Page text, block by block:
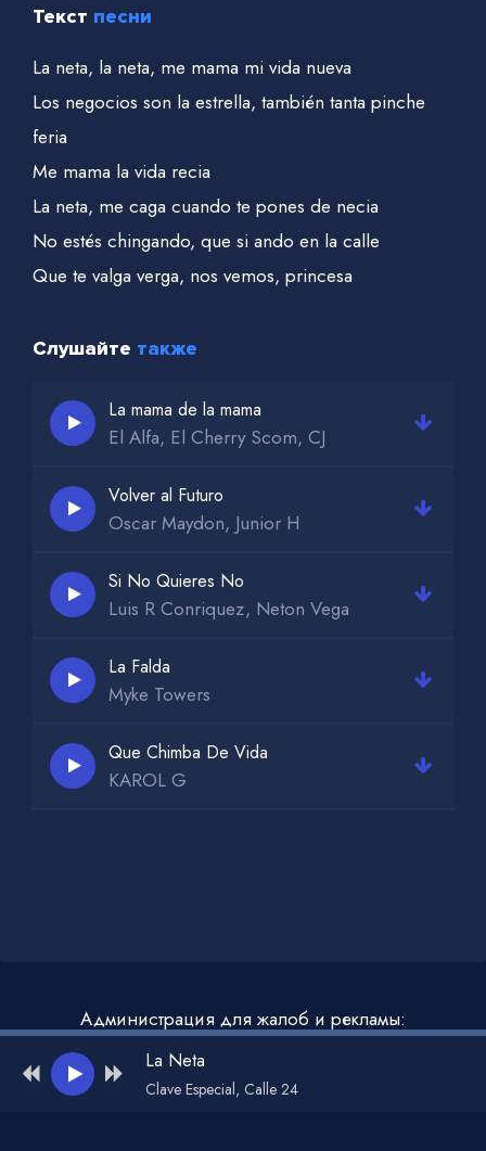
Текст песни
La neta, la neta, me mama mi vida nueva
Los negocios son la estrella, también tanta pinche
feria
Me mama la vida recia
La neta, me caga cuando te pones de necia
No estés chingando, que si ando en la calle
Que te valga verga, nos vemos, princesa
Слушайте также
La mama de la mama
El Alfa, El Cherry Scom, CJ
Volver al Futuro
Oscar Maydon, Junior H
Si No Quieres No
Luis R Conriquez, Neton Vega
La Falda
Myke Towers
Que Chimba De Vida
KAROL G
Администрация для жалоб и рекламы:
admin@muzdark.net
La Neta
Clave Especial, Calle 24